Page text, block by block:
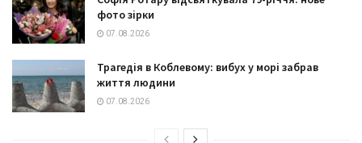
фото зірки
07.08.2026
Трагедія в Коблевому: вибух у морі забрав
життя людини
07.08.2026